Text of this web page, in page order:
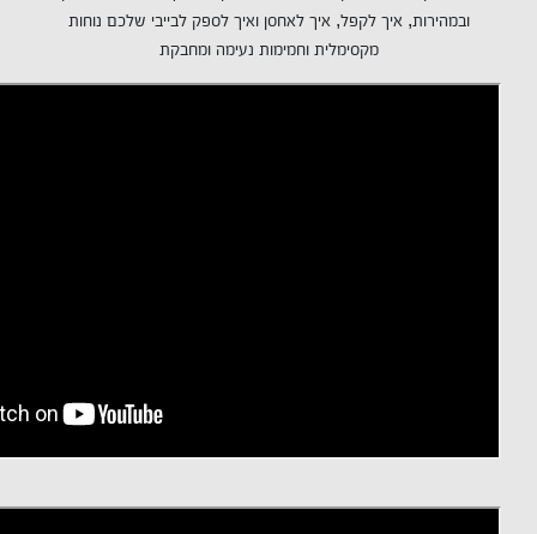
ובמהירות, איך לקפל, איך לאחסן ואיך לספק לבייבי שלכם נוחות
מקסימלית וחמימות נעימה ומחבקת